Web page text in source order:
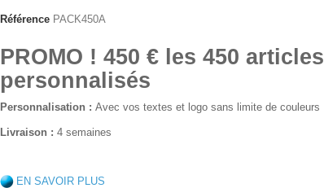
Référence PACK450A
PROMO ! 450 € les 450 articles
personnalisés
Personnalisation : Avec vos textes et logo sans limite de couleurs
Livraison : 4 semaines
EN SAVOIR PLUS